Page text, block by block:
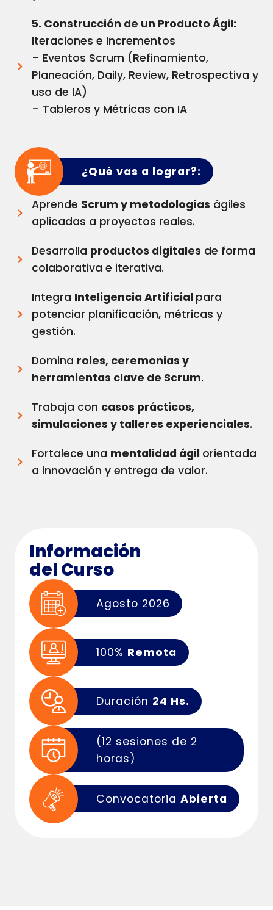
5. Construcción de un Producto Ágil:
Iteraciones e Incrementos
– Eventos Scrum (Refinamiento,
Planeación, Daily, Review, Retrospectiva y
uso de IA)
– Tableros y Métricas con IA
¿Qué vas a lograr?:
Aprende Scrum y metodologías ágiles
aplicadas a proyectos reales.
Desarrolla productos digitales de forma
colaborativa e iterativa.
Integra Inteligencia Artificial para
potenciar planificación, métricas y
gestión.
Domina roles, ceremonias y
herramientas clave de Scrum.
Trabaja con casos prácticos,
simulaciones y talleres experienciales.
Fortalece una mentalidad ágil orientada
a innovación y entrega de valor.
Información
del Curso
Agosto 2026
100% Remota
Duración 24 Hs.
(12 sesiones de 2
horas)
Convocatoria Abierta